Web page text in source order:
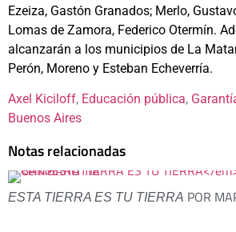
Ezeiza, Gastón Granados; Merlo,
Lomas de Zamora, Federico Otermín.
alcanzarán a los municipios de La
Perón, Moreno y Esteban Echeverría.
Axel Kiciloff, Educación pública,
Buenos Aires
Notas relacionadas
ESTA TIERRA ES TU TIERRA POR